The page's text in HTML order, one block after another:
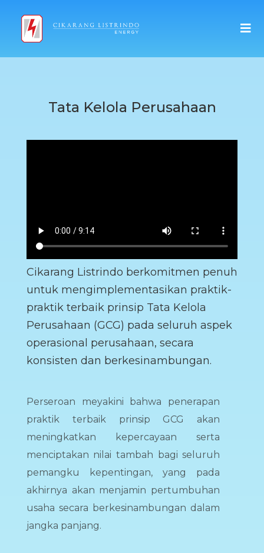
Tata Kelola Perusahaan
Cikarang Listrindo berkomitmen penuh
untuk mengimplementasikan praktik-
praktik terbaik prinsip Tata Kelola
Perusahaan (GCG) pada seluruh aspek
operasional perusahaan, secara
konsisten dan berkesinambungan.
Perseroan meyakini bahwa penerapan
praktik terbaik prinsip GCG akan
meningkatkan kepercayaan serta
menciptakan nilai tambah bagi seluruh
pemangku kepentingan, yang pada
akhirnya akan menjamin pertumbuhan
usaha secara berkesinambungan dalam
jangka panjang.